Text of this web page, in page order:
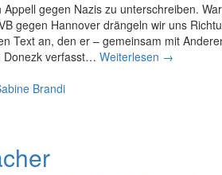
gegen Nazis zu unterschreiben.
gegen Hannover drängeln wir uns
Text an, den er – gemeinsam mit
Donezk verfasst… Weiterlesen W
→
Brandi